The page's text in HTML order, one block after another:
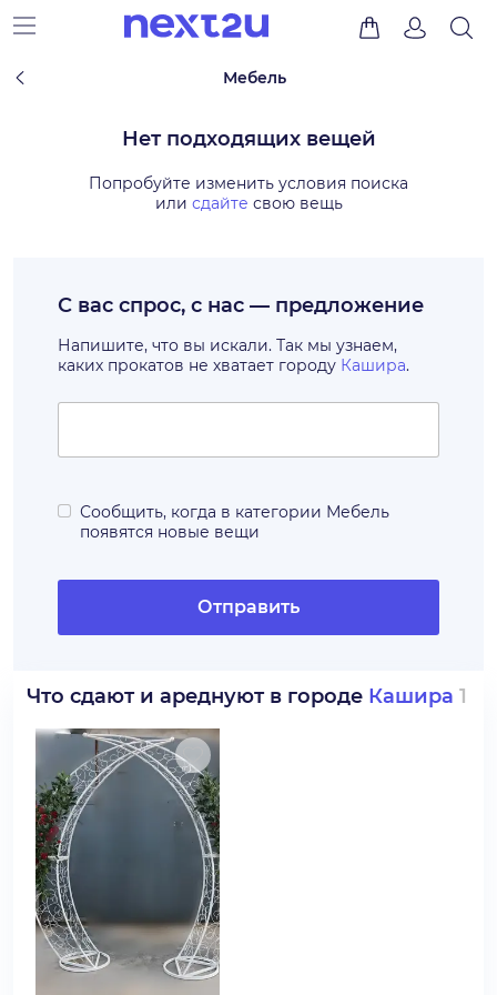
Мебель
Нет подходящих вещей
Попробуйте изменить условия поиска
или сдайте свою вещь
С вас спрос, с нас — предложение
Напишите, что вы искали. Так мы узнаем,
каких прокатов не хватает городу Кашира.
Сообщить, когда в категории Мебель
появятся новые вещи
Отправить
Что сдают и ареднуют в городе Кашира 1